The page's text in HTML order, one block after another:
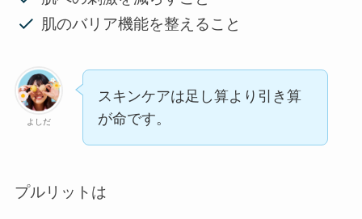
肌のバリア機能を整えること
よしだ
スキンケアは足し算より引き算
が命です。
プルリットは